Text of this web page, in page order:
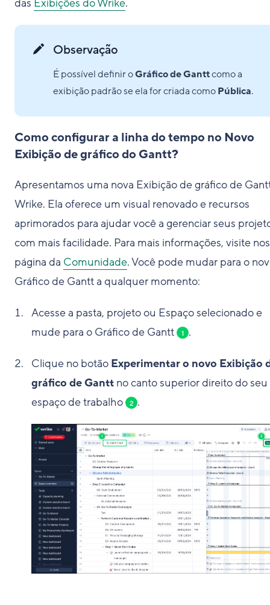
das Exibições do Wrike.
Observação
É possível definir oGráfico de Ganttcomo a
exibição padrão se ela for criada comoPública.
Como configurar a linha do tempo no Novo
Exibição de gráfico do Gantt?
Apresentamos uma nova Exibição de gráfico de
Wrike. Ela oferece um visual renovado e recursos
aprimorados para ajudar você a gerenciar seus
com mais facilidade. Para mais informações, visite
página da Comunidade. Você pode mudar para o
Gráfico de Gantt a qualquer momento:
Acesse a pasta, projeto ou Espaço selecionado e
mude para o Gráfico de Gantt
1 .
Clique no botão Experimentar o novo Exibição
gráfico de Gantt no canto superior direito do seu
espaço de trabalho
2 .